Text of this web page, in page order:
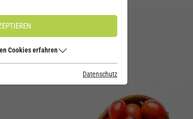
Cookies erfahren
Datenschutz